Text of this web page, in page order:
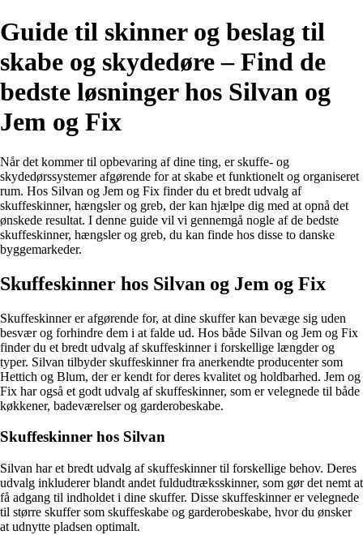
Guide til skinner og beslag til
skabe og skydedøre – Find de
bedste løsninger hos Silvan og
Jem og Fix
Når det kommer til opbevaring af dine ting, er skuffe- og
skydedørssystemer afgørende for at skabe et funktionelt og organiseret
rum. Hos Silvan og Jem og Fix finder du et bredt udvalg af
skuffeskinner, hængsler og greb, der kan hjælpe dig med at opnå det
ønskede resultat. I denne guide vil vi gennemgå nogle af de bedste
skuffeskinner, hængsler og greb, du kan finde hos disse to danske
byggemarkeder.
Skuffeskinner hos Silvan og Jem og Fix
Skuffeskinner er afgørende for, at dine skuffer kan bevæge sig uden
besvær og forhindre dem i at falde ud. Hos både Silvan og Jem og Fix
finder du et bredt udvalg af skuffeskinner i forskellige længder og
typer. Silvan tilbyder skuffeskinner fra anerkendte producenter som
Hettich og Blum, der er kendt for deres kvalitet og holdbarhed. Jem og
Fix har også et godt udvalg af skuffeskinner, som er velegnede til både
køkkener, badeværelser og garderobeskabe.
Skuffeskinner hos Silvan
Silvan har et bredt udvalg af skuffeskinner til forskellige behov. Deres
udvalg inkluderer blandt andet fuldudtræksskinner, som gør det nemt at
få adgang til indholdet i dine skuffer. Disse skuffeskinner er velegnede
til større skuffer som skuffeskabe og garderobeskabe, hvor du ønsker
at udnytte pladsen optimalt.